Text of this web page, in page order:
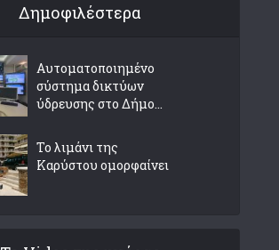
Δημοφιλέστερα
Αυτοματοποιημένο
σύστημα δικτύων
ύδρευσης στο Δήμο...
Το λιμάνι της
Καρύστου ομορφαίνει